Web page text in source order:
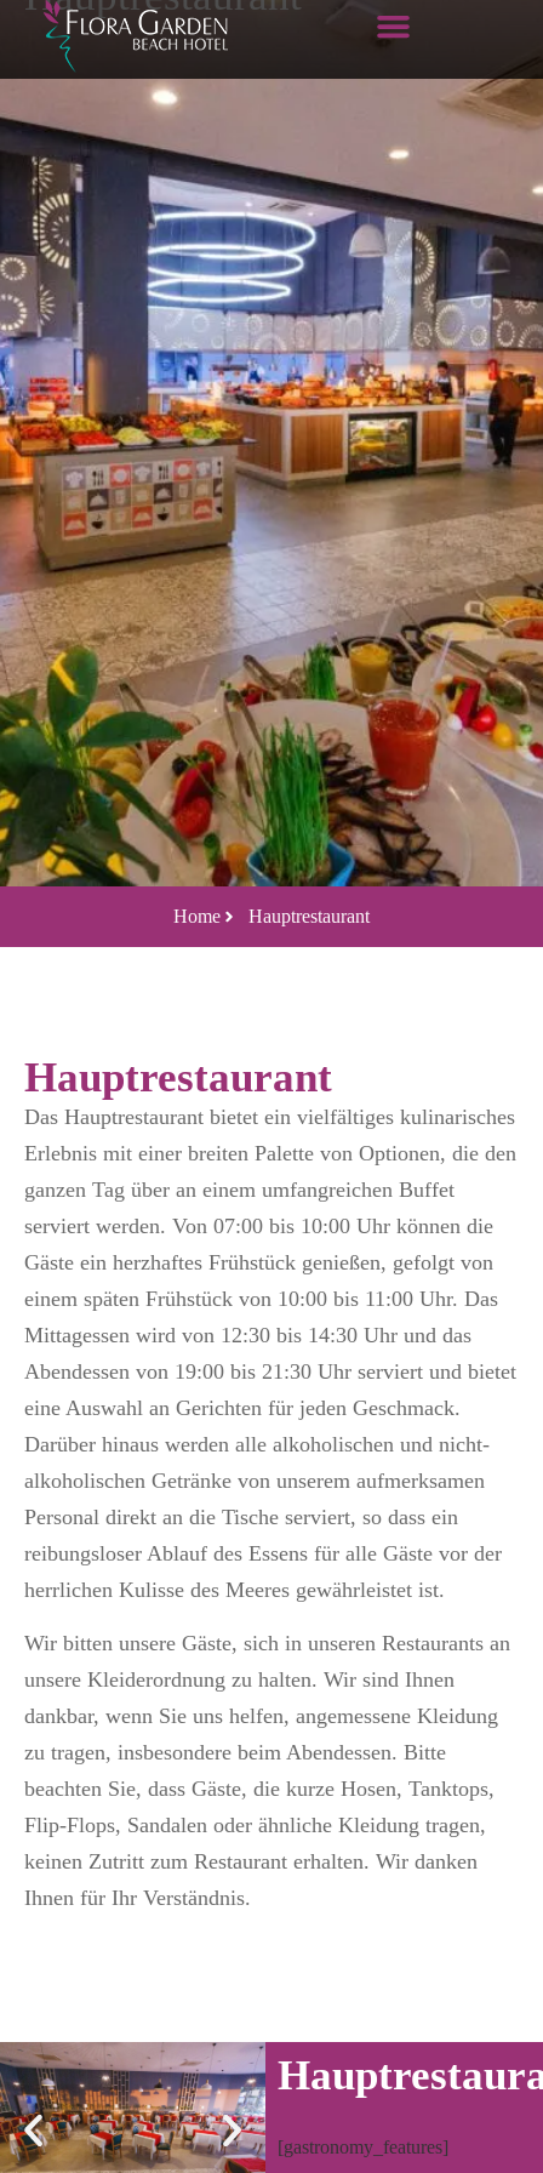
Home Hauptrestaurant
Hauptrestaurant
Das Hauptrestaurant bietet ein vielfältiges kulinarisches
Erlebnis mit einer breiten Palette von Optionen, die den
ganzen Tag über an einem umfangreichen Buffet
serviert werden. Von 07:00 bis 10:00 Uhr können die
Gäste ein herzhaftes Frühstück genießen, gefolgt von
einem späten Frühstück von 10:00 bis 11:00 Uhr. Das
Mittagessen wird von 12:30 bis 14:30 Uhr und das
Abendessen von 19:00 bis 21:30 Uhr serviert und bietet
eine Auswahl an Gerichten für jeden Geschmack.
Darüber hinaus werden alle alkoholischen und nicht-
alkoholischen Getränke von unserem aufmerksamen
Personal direkt an die Tische serviert, so dass ein
reibungsloser Ablauf des Essens für alle Gäste vor der
herrlichen Kulisse des Meeres gewährleistet ist.
Wir bitten unsere Gäste, sich in unseren Restaurants an
unsere Kleiderordnung zu halten. Wir sind Ihnen
dankbar, wenn Sie uns helfen, angemessene Kleidung
zu tragen, insbesondere beim Abendessen. Bitte
beachten Sie, dass Gäste, die kurze Hosen, Tanktops,
Flip-Flops, Sandalen oder ähnliche Kleidung tragen,
keinen Zutritt zum Restaurant erhalten. Wir danken
Ihnen für Ihr Verständnis.
[gastronomy_features]